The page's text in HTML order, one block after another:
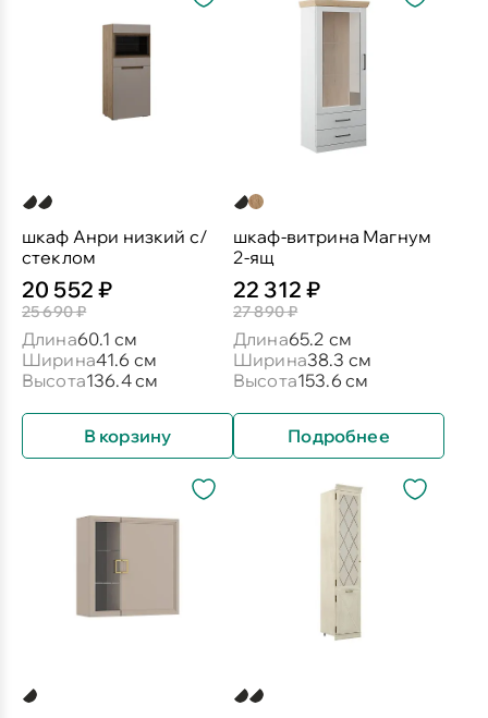
шкаф Анри низкий с/
стеклом
20 552 ₽
25 690 ₽
Длина60.1 см
Ширина41.6 см
Высота136.4 см
В корзину
шкаф-витрина Магнум
2-ящ
22 312 ₽
27 890 ₽
Длина65.2 см
Ширина38.3 см
Высота153.6 см
Подробнее